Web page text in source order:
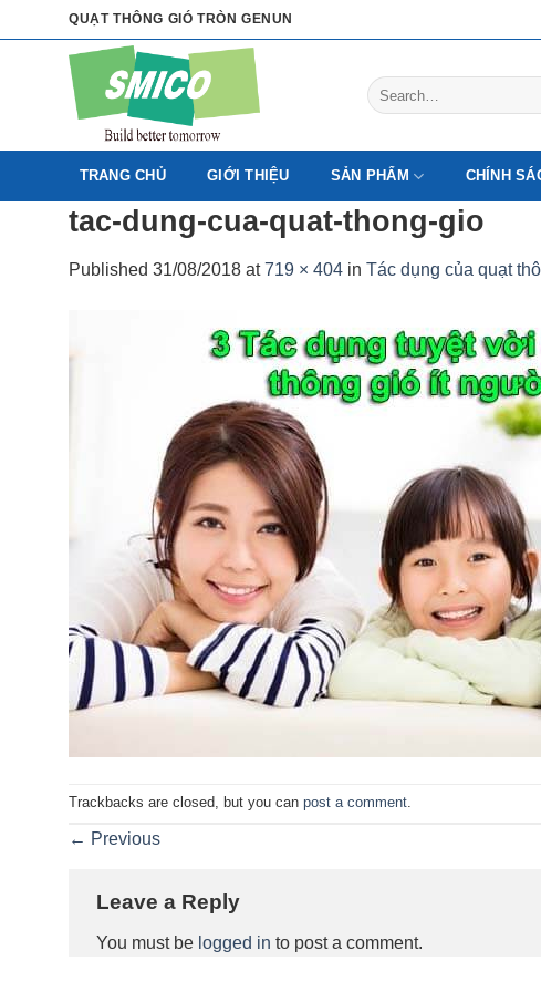
to
QUẠT THÔNG GIÓ TRÒN GENUN
Search
for:
TRANG CHỦ GIỚI THIỆU SẢN PHẨM CHÍNH
tac-dung-cua-quat-thong-gio
Published 31/08/2018 at719 × 404 in Tác dụng của quạt
Trackbacks are closed, but you can post a comment
← Previous
Leave a Reply
You must be logged in to post a comment.